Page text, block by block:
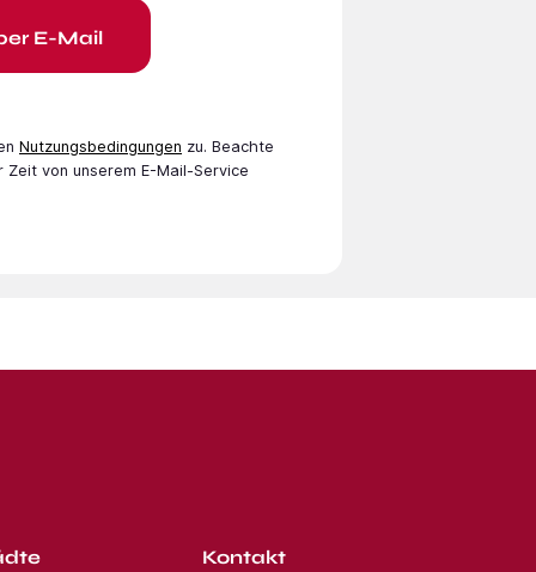
E-Mail
Nutzungsbedingungen zu. Beachte
von unserem E-Mail-Service
Kontakt